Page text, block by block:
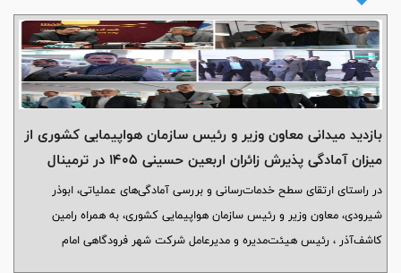
بازدید میدانی معاون وزیر و رئیس سازمان هواپیمایی کشوری از
میزان آمادگی پذیرش زائران اربعین حسینی ۱۴۰۵ در ترمینال
سلام
در راستای ارتقای سطح خدمات‌رسانی و بررسی آمادگی‌های عملیاتی، ابوذر
شیرودی، معاون وزیر و رئیس سازمان هواپیمایی کشوری، به همراه رامین
کاشف‌آذر ، رئیس هیئت‌مدیره و مدیرعامل شرکت شهر فرودگاهی امام